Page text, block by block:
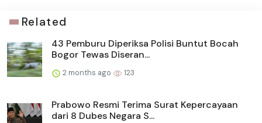
Related
43 Pemburu Diperiksa Polisi Buntut Bocah
Bogor Tewas Diseran...
2 months ago 123
Prabowo Resmi Terima Surat Kepercayaan
dari 8 Dubes Negara S...